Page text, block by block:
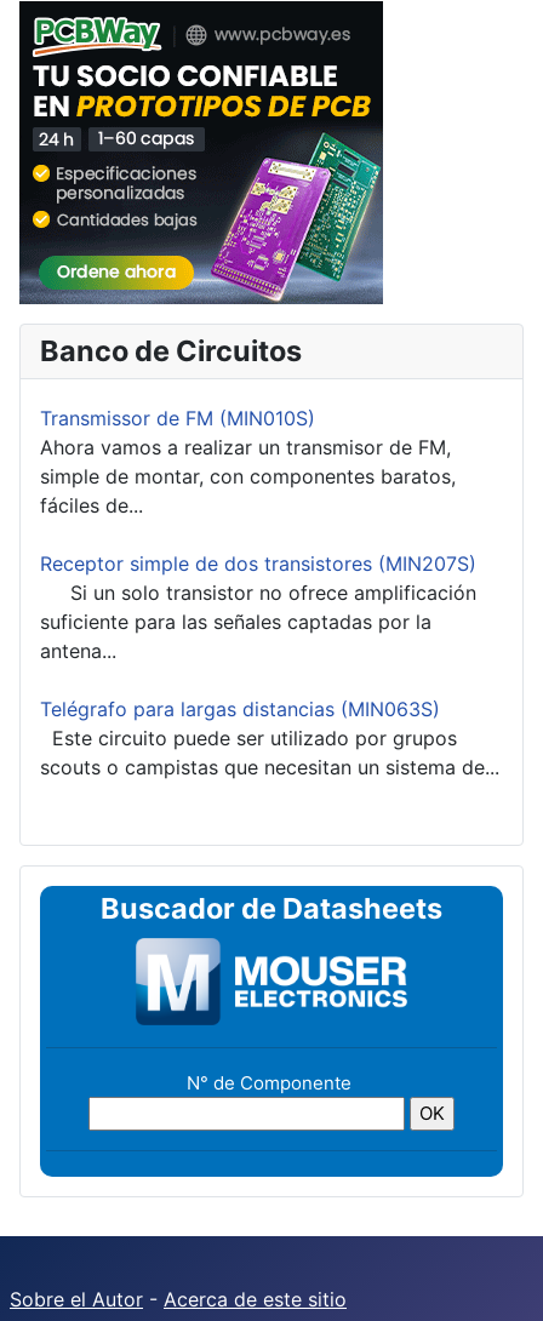
Banco de Circuitos
Transmissor de FM (MIN010S)
Ahora vamos a realizar un transmisor de FM,
simple de montar, con componentes baratos,
fáciles de...
Receptor simple de dos transistores (MIN207S)
Si un solo transistor no ofrece amplificación
suficiente para las señales captadas por la
antena...
Telégrafo para largas distancias (MIN063S)
Este circuito puede ser utilizado por grupos
scouts o campistas que necesitan un sistema de...
Buscador de Datasheets
N° de Componente
Sobre el Autor - Acerca de este sitio